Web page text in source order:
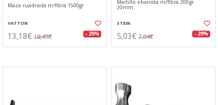
Maza cuadrada m/fibra 1500gr.
VATTON
13,18€ 18,45€ - 29%
Martillo ebanista m/fibra 200gr.
20mm.
STEIN
5,03€ 7,04€ - 29%